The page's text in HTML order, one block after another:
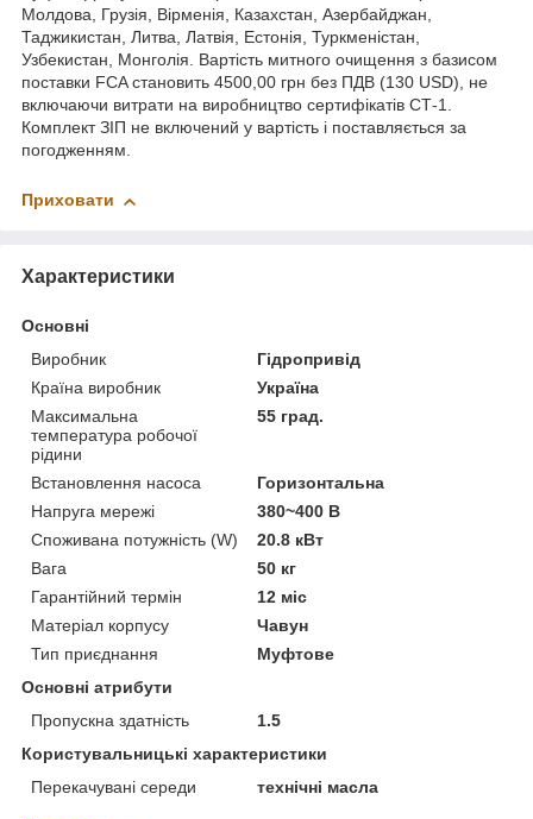
Молдова, Грузія, Вірменія, Казахстан, Азербайджан,
Таджикистан, Литва, Латвія, Естонія, Туркменістан,
Узбекистан, Монголія. Вартість митного очищення з базисом
поставки FCA становить 4500,00 грн без ПДВ (130 USD), не
включаючи витрати на виробництво сертифікатів СТ-1.
Комплект ЗІП не включений у вартість і поставляється за
погодженням.
Приховати
Характеристики
Основні
Виробник
Гідропривід
Країна виробник
Україна
Максимальна
температура робочої
рідини
55 град.
Встановлення насоса
Горизонтальна
Напруга мережі
380~400 В
Споживана потужність (W)
20.8 кВт
Вага
50 кг
Гарантійний термін
12 міс
Матеріал корпусу
Чавун
Тип приєднання
Муфтове
Основні атрибути
Пропускна здатність
1.5
Користувальницькі характеристики
Перекачувані середи
технічні масла